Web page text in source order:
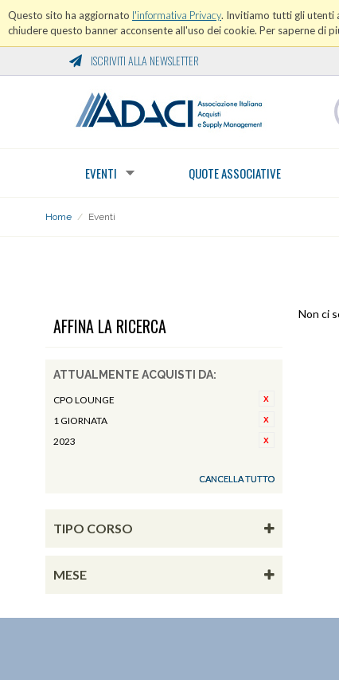
Questo sito ha aggiornato l'informativa Privacy. Invitiamo tutti gli utenti
chiudere questo banner acconsente all'uso dei cookie. Per saperne di
ISCRIVITI ALLA NEWSLETTER
EVENTI QUOTE ASSOCIATIVE
Home / Eventi
AFFINA LA RICERCA
ATTUALMENTE ACQUISTI DA:
CPO LOUNGE
1 GIORNATA
2023
CANCELLA TUTTO
TIPO CORSO
MESE
Non ci